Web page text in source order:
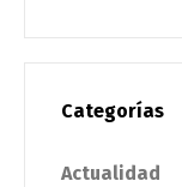
Categorías
Actualidad